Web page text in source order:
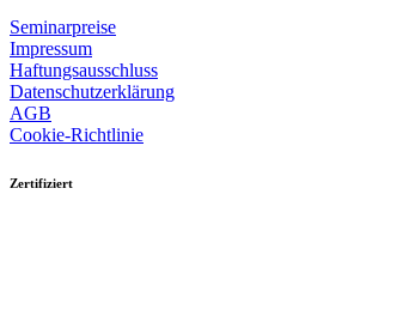
Seminarpreise
Impressum
Haftungsausschluss
Datenschutzerklärung
AGB
Cookie-Richtlinie
Zertifiziert